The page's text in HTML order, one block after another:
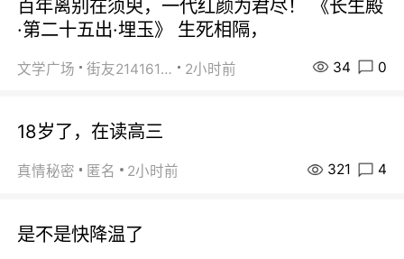
百年离别在须臾，一代红颜为君尽！ 《长生殿
·第二十五出·埋玉》 生死相隔，
文学广场 街友21416156 2小时前 34 0
18岁了，在读高三
真情秘密 匿名 2小时前 321 4
是不是快降温了